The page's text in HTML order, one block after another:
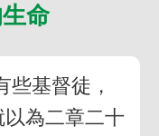
命
些基督徒，
為二章二十